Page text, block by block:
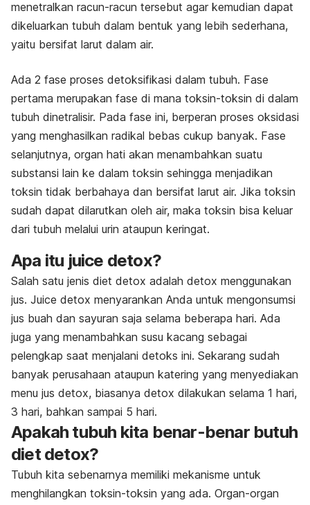
menetralkan racun-racun tersebut agar kemudian dapat
dikeluarkan tubuh dalam bentuk yang lebih sederhana,
yaitu bersifat larut dalam air.
Ada 2 fase proses detoksifikasi dalam tubuh. Fase
pertama merupakan fase di mana toksin-toksin di dalam
tubuh dinetralisir. Pada fase ini, berperan proses oksidasi
yang menghasilkan radikal bebas cukup banyak. Fase
selanjutnya, organ hati akan menambahkan suatu
substansi lain ke dalam toksin sehingga menjadikan
toksin tidak berbahaya dan bersifat larut air. Jika toksin
sudah dapat dilarutkan oleh air, maka toksin bisa keluar
dari tubuh melalui urin ataupun keringat.
Apa itu juice detox?
Salah satu jenis diet detox adalah detox menggunakan
jus. Juice detox menyarankan Anda untuk mengonsumsi
jus buah dan sayuran saja selama beberapa hari. Ada
juga yang menambahkan susu kacang sebagai
pelengkap saat menjalani detoks ini. Sekarang sudah
banyak perusahaan ataupun katering yang menyediakan
menu jus detox, biasanya detox dilakukan selama 1 hari,
3 hari, bahkan sampai 5 hari.
Apakah tubuh kita benar-benar butuh
diet detox?
Tubuh kita sebenarnya memiliki mekanisme untuk
menghilangkan toksin-toksin yang ada. Organ-organ